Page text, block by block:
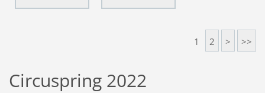
1 2 > >>
Circuspring 2022